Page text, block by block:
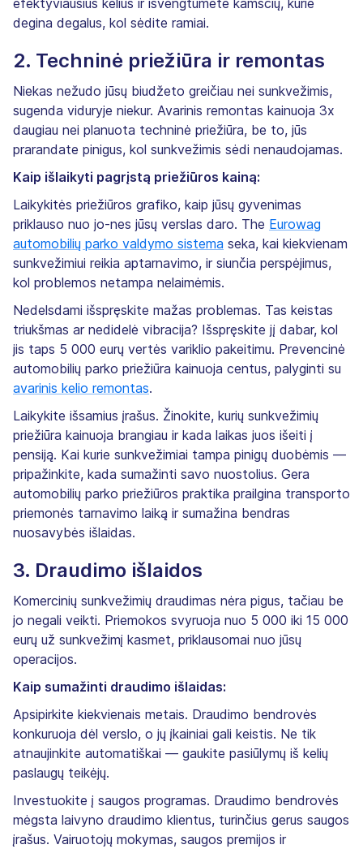
efektyviausius kelius ir išvengtumėte kamščių, kurie
degina degalus, kol sėdite ramiai.
2. Techninė priežiūra ir remontas
Niekas nežudo jūsų biudžeto greičiau nei sunkvežimis,
sugenda viduryje niekur. Avarinis remontas kainuoja 3x
daugiau nei planuota techninė priežiūra, be to, jūs
prarandate pinigus, kol sunkvežimis sėdi nenaudojamas.
Kaip išlaikyti pagrįstą priežiūros kainą:
Laikykitės priežiūros grafiko, kaip jūsų gyvenimas
priklauso nuo jo-nes jūsų verslas daro. The Eurowag
automobilių parko valdymo sistema seka, kai kiekvienam
sunkvežimiui reikia aptarnavimo, ir siunčia perspėjimus,
kol problemos netampa nelaimėmis.
Nedelsdami išspręskite mažas problemas. Tas keistas
triukšmas ar nedidelė vibracija? Išspręskite jį dabar, kol
jis taps 5 000 eurų vertės variklio pakeitimu. Prevencinė
automobilių parko priežiūra kainuoja centus, palyginti su
avarinis kelio remontas.
Laikykite išsamius įrašus. Žinokite, kurių sunkvežimių
priežiūra kainuoja brangiau ir kada laikas juos išeiti į
pensiją. Kai kurie sunkvežimiai tampa pinigų duobėmis —
pripažinkite, kada sumažinti savo nuostolius. Gera
automobilių parko priežiūros praktika prailgina transporto
priemonės tarnavimo laiką ir sumažina bendras
nuosavybės išlaidas.
3. Draudimo išlaidos
Komercinių sunkvežimių draudimas nėra pigus, tačiau be
jo negali veikti. Priemokos svyruoja nuo 5 000 iki 15 000
eurų už sunkvežimį kasmet, priklausomai nuo jūsų
operacijos.
Kaip sumažinti draudimo išlaidas:
Apsipirkite kiekvienais metais. Draudimo bendrovės
konkuruoja dėl verslo, o jų įkainiai gali keistis. Ne tik
atnaujinkite automatiškai — gaukite pasiūlymų iš kelių
paslaugų teikėjų.
Investuokite į saugos programas. Draudimo bendrovės
mėgsta laivyno draudimo klientus, turinčius gerus saugos
įrašus. Vairuotojų mokymas, saugos premijos ir